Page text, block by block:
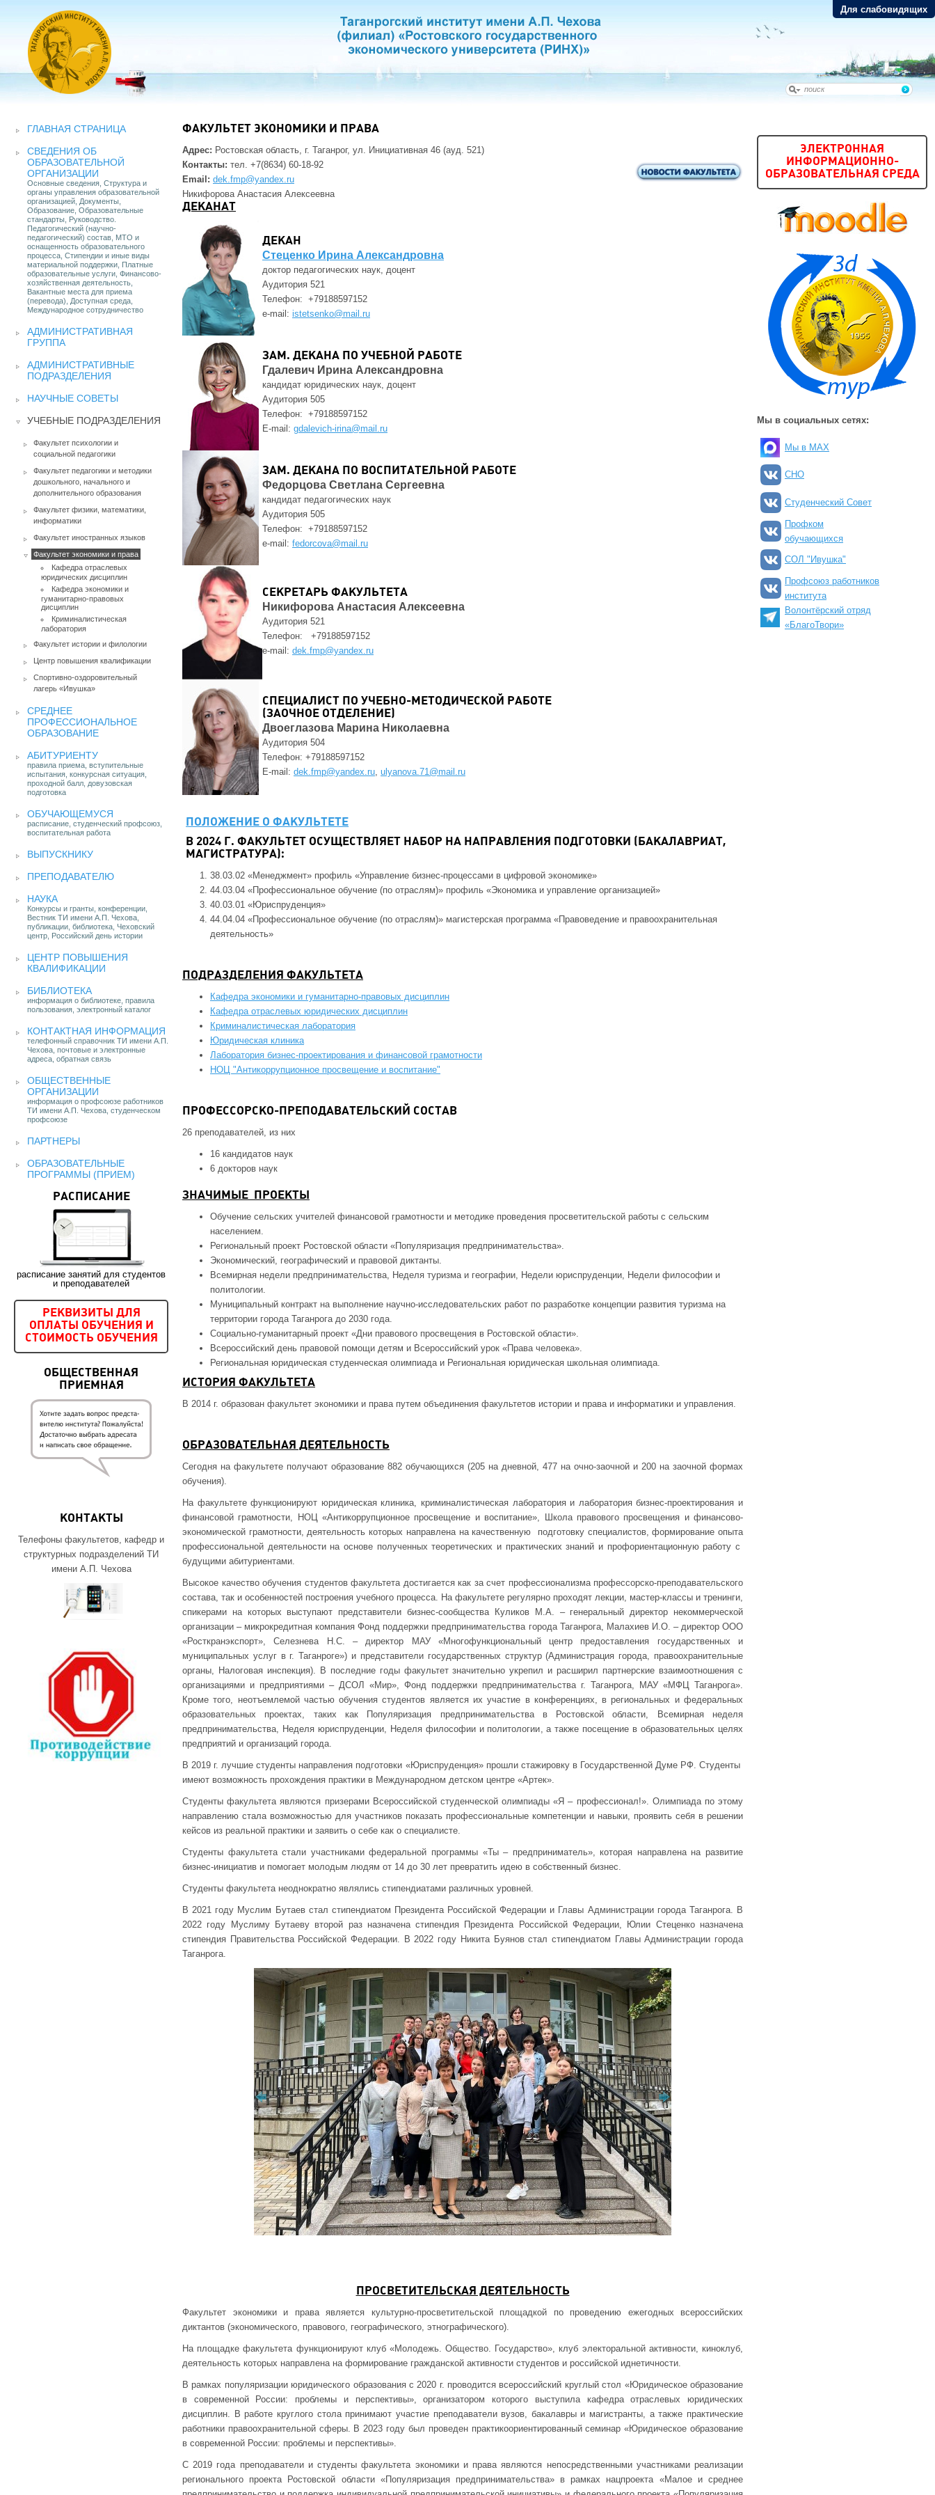
Для слабовидящих
ГЛАВНАЯ СТРАНИЦА
СВЕДЕНИЯ ОБ
ОБРАЗОВАТЕЛЬНОЙ
ОРГАНИЗАЦИИ
Основные сведения, Структура и
органы управления образовательной
организацией, Документы,
Образование, Образовательные
стандарты, Руководство.
Педагогический (научно-
педагогический) состав, МТО и
оснащенность образовательного
процесса, Стипендии и иные виды
материальной поддержки, Платные
образовательные услуги, Финансово-
хозяйственная деятельность,
Вакантные места для приема
(перевода), Доступная среда,
Международное сотрудничество
АДМИНИСТРАТИВНАЯ
ГРУППА
АДМИНИСТРАТИВНЫЕ
ПОДРАЗДЕЛЕНИЯ
НАУЧНЫЕ СОВЕТЫ
УЧЕБНЫЕ ПОДРАЗДЕЛЕНИЯ
Факультет психологии и
социальной педагогики
Факультет педагогики и методики
дошкольного, начального и
дополнительного образования
Факультет физики, математики,
информатики
Факультет иностранных языков
Факультет экономики и права
Кафедра отраслевых
юридических дисциплин
Кафедра экономики и
гуманитарно-правовых
дисциплин
Криминалистическая
лаборатория
Факультет истории и филологии
Центр повышения квалификации
Спортивно-оздоровительный
лагерь «Ивушка»
СРЕДНЕЕ
ПРОФЕССИОНАЛЬНОЕ
ОБРАЗОВАНИЕ
АБИТУРИЕНТУ
правила приема, вступительные
испытания, конкурсная ситуация,
проходной балл, довузовская
подготовка
ОБУЧАЮЩЕМУСЯ
расписание, студенческий профсоюз,
воспитательная работа
ВЫПУСКНИКУ
ПРЕПОДАВАТЕЛЮ
НАУКА
Конкурсы и гранты, конференции,
Вестник ТИ имени А.П. Чехова,
публикации, библиотека, Чеховский
центр, Российский день истории
ЦЕНТР ПОВЫШЕНИЯ
КВАЛИФИКАЦИИ
БИБЛИОТЕКА
информация о библиотеке, правила
пользования, электронный каталог
КОНТАКТНАЯ ИНФОРМАЦИЯ
телефонный справочник ТИ имени А.П.
Чехова, почтовые и электронные
адреса, обратная связь
ОБЩЕСТВЕННЫЕ
ОРГАНИЗАЦИИ
информация о профсоюзе работников
ТИ имени А.П. Чехова, студенческом
профсоюзе
ПАРТНЕРЫ
ОБРАЗОВАТЕЛЬНЫЕ
ПРОГРАММЫ (ПРИЕМ)
РАСПИСАНИЕ
расписание занятий для студентов
и преподавателей
РЕКВИЗИТЫ ДЛЯ
ОПЛАТЫ ОБУЧЕНИЯ И
СТОИМОСТЬ ОБУЧЕНИЯ
ОБЩЕСТВЕННАЯ
ПРИЕМНАЯ
КОНТАКТЫ
Телефоны факультетов, кафедр и
структурных подразделений ТИ
имени А.П. Чехова
ФАКУЛЬТЕТ ЭКОНОМИКИ И ПРАВА
Адрес: Ростовская область, г. Таганрог, ул. Инициативная 46 (ауд. 521)
Контакты: тел. +7(8634) 60-18-92
Email: dek.fmp@yandex.ru
Никифорова Анастасия Алексеевна
ДЕКАНАТ
ДЕКАН
Стеценко Ирина Александровна
доктор педагогических наук, доцент
Аудитория 521
Телефон: +79188597152
e-mail: istetsenko@mail.ru
ЗАМ. ДЕКАНА ПО УЧЕБНОЙ РАБОТЕ
Гдалевич Ирина Александровна
кандидат юридических наук, доцент
Аудитория 505
Телефон: +79188597152
E-mail: gdalevich-irina@mail.ru
ЗАМ. ДЕКАНА ПО ВОСПИТАТЕЛЬНОЙ РАБОТЕ
Федорцова Светлана Сергеевна
кандидат педагогических наук
Аудитория 505
Телефон: +79188597152
e-mail: fedorcova@mail.ru
СЕКРЕТАРЬ ФАКУЛЬТЕТА
Никифорова Анастасия Алексеевна
Аудитория 521
Телефон: +79188597152
e-mail: dek.fmp@yandex.ru
СПЕЦИАЛИСТ ПО УЧЕБНО-МЕТОДИЧЕСКОЙ РАБОТЕ
(ЗАОЧНОЕ ОТДЕЛЕНИЕ)
Двоеглазова Марина Николаевна
Аудитория 504
Телефон: +79188597152
E-mail: dek.fmp@yandex.ru, ulyanova.71@mail.ru
ПОЛОЖЕНИЕ О ФАКУЛЬТЕТЕ
В 2024 Г. ФАКУЛЬТЕТ ОСУЩЕСТВЛЯЕТ НАБОР НА НАПРАВЛЕНИЯ ПОДГОТОВКИ (БАКАЛАВРИАТ,
МАГИСТРАТУРА):
38.03.02 «Менеджмент» профиль «Управление бизнес-процессами в цифровой экономике»
44.03.04 «Профессиональное обучение (по отраслям)» профиль «Экономика и управление организацией»
40.03.01 «Юриспруденция»
44.04.04 «Профессиональное обучение (по отраслям)» магистерская программа «Правоведение и правоохранительная
деятельность»
ПОДРАЗДЕЛЕНИЯ ФАКУЛЬТЕТА
Кафедра экономики и гуманитарно-правовых дисциплин
Кафедра отраслевых юридических дисциплин
Криминалистическая лаборатория
Юридическая клиника
Лаборатория бизнес-проектирования и финансовой грамотности
НОЦ "Антикоррупционное просвещение и воспитание"
ПРОФЕССОРСКО-ПРЕПОДАВАТЕЛЬСКИЙ СОСТАВ
26 преподавателей, из них
16 кандидатов наук
6 докторов наук
ЗНАЧИМЫЕ ПРОЕКТЫ
Обучение сельских учителей финансовой грамотности и методике проведения просветительской работы с сельским
населением.
Региональный проект Ростовской области «Популяризация предпринимательства».
Экономический, географический и правовой диктанты.
Всемирная недели предпринимательства, Неделя туризма и географии, Недели юриспруденции, Недели философии и
политологии.
Муниципальный контракт на выполнение научно-исследовательских работ по разработке концепции развития туризма на
территории города Таганрога до 2030 года.
Социально-гуманитарный проект «Дни правового просвещения в Ростовской области».
Всероссийский день правовой помощи детям и Всероссийский урок «Права человека».
Региональная юридическая студенческая олимпиада и Региональная юридическая школьная олимпиада.
ИСТОРИЯ ФАКУЛЬТЕТА
В 2014 г. образован факультет экономики и права путем объединения факультетов истории и права и информатики и управления.
ОБРАЗОВАТЕЛЬНАЯ ДЕЯТЕЛЬНОСТЬ
Сегодня на факультете получают образование 882 обучающихся (205 на дневной, 477 на очно-заочной и 200 на заочной формах
обучения).
На факультете функционируют юридическая клиника, криминалистическая лаборатория и лаборатория бизнес-проектирования и
финансовой грамотности, НОЦ «Антикоррупционное просвещение и воспитание», Школа правового просвещения и финансово-
экономической грамотности, деятельность которых направлена на качественную подготовку специалистов, формирование опыта
профессиональной деятельности на основе полученных теоретических и практических знаний и профориентационную работу с
будущими абитуриентами.
Высокое качество обучения студентов факультета достигается как за счет профессионализма профессорско-преподавательского
состава, так и особенностей построения учебного процесса. На факультете регулярно проходят лекции, мастер-классы и тренинги,
спикерами на которых выступают представители бизнес-сообщества Куликов М.А. – генеральный директор некоммерческой
организации – микрокредитная компания Фонд поддержки предпринимательства города Таганрога, Малахиев И.О. – директор ООО
«Росткранэкспорт», Селезнева Н.С. – директор МАУ «Многофункциональный центр предоставления государственных и
муниципальных услуг в г. Таганроге») и представители государственных структур (Администрация города, правоохранительные
органы, Налоговая инспекция). В последние годы факультет значительно укрепил и расширил партнерские взаимоотношения с
организациями и предприятиями – ДСОЛ «Мир», Фонд поддержки предпринимательства г. Таганрога, МАУ «МФЦ Таганрога».
Кроме того, неотъемлемой частью обучения студентов является их участие в конференциях, в региональных и федеральных
образовательных проектах, таких как Популяризация предпринимательства в Ростовской области, Всемирная неделя
предпринимательства, Неделя юриспруденции, Неделя философии и политологии, а также посещение в образовательных целях
предприятий и организаций города.
В 2019 г. лучшие студенты направления подготовки «Юриспруденция» прошли стажировку в Государственной Думе РФ. Студенты
имеют возможность прохождения практики в Международном детском центре «Артек».
Студенты факультета являются призерами Всероссийской студенческой олимпиады «Я – профессионал!». Олимпиада по этому
направлению стала возможностью для участников показать профессиональные компетенции и навыки, проявить себя в решении
кейсов из реальной практики и заявить о себе как о специалисте.
Студенты факультета стали участниками федеральной программы «Ты – предприниматель», которая направлена на развитие
бизнес-инициатив и помогает молодым людям от 14 до 30 лет превратить идею в собственный бизнес.
Студенты факультета неоднократно являлись стипендиатами различных уровней.
В 2021 году Муслим Бутаев стал стипендиатом Президента Российской Федерации и Главы Администрации города Таганрога. В
2022 году Муслиму Бутаеву второй раз назначена стипендия Президента Российской Федерации, Юлии Стеценко назначена
стипендия Правительства Российской Федерации. В 2022 году Никита Буянов стал стипендиатом Главы Администрации города
Таганрога.
ПРОСВЕТИТЕЛЬСКАЯ ДЕЯТЕЛЬНОСТЬ
Факультет экономики и права является культурно-просветительской площадкой по проведению ежегодных всероссийских
диктантов (экономического, правового, географического, этнографического).
На площадке факультета функционируют клуб «Молодежь. Общество. Государство», клуб электоральной активности, киноклуб,
деятельность которых направлена на формирование гражданской активности студентов и российской иднетичности.
В рамках популяризации юридического образования с 2020 г. проводится всероссийский круглый стол «Юридическое образование
в современной России: проблемы и перспективы», организатором которого выступила кафедра отраслевых юридических
дисциплин. В работе круглого стола принимают участие преподаватели вузов, бакалавры и магистранты, а также практические
работники правоохранительной сферы. В 2023 году был проведен практикоориентированный семинар «Юридическое образование
в современной России: проблемы и перспективы».
С 2019 года преподаватели и студенты факультета экономики и права являются непосредственными участниками реализации
регионального проекта Ростовской области «Популяризация предпринимательства» в рамках нацпроекта «Малое и среднее
ЭЛЕКТРОННАЯ
ИНФОРМАЦИОННО-
ОБРАЗОВАТЕЛЬНАЯ СРЕДА
Мы в социальных сетях:
Мы в MAX
СНО
Студенческий Совет
Профком
обучающихся
СОЛ "Ивушка"
Профсоюз работников
института
Волонтёрский отряд
«БлагоТвори»